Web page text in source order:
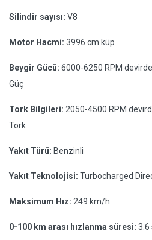
Silindir sayısı: V8
Motor Hacmi: 3996 cm küp
Beygir Gücü: 6000-6250 RPM
Güç
Tork Bilgileri: 2050-4500 RPM
Tork
Yakıt Türü: Benzinli
Yakıt Teknolojisi: Turbocharged
Maksimum Hız: 249 km/h
0-100 km arası hızlanma süresi: 3.6